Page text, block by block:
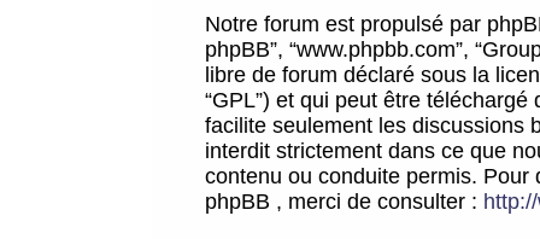
Notre forum est propulsé par
phpBB”, “www.phpbb.com”,
libre de forum déclaré sous la
“GPL”) et qui peut être téléchargé
facilite seulement les discussions
interdit strictement dans ce que
contenu ou conduite permis.
phpBB , merci de consulter :